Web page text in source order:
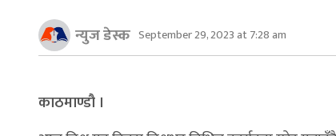
न्युज डेस्क September 29, 2023 at 7:28 am
काठमाण्डौ ।